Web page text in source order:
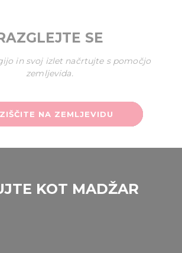
SE
in svoj izlet načrtujte s pomočjo
zemljevida.
NA ZEMLJEVIDU
KOT MADŽAR